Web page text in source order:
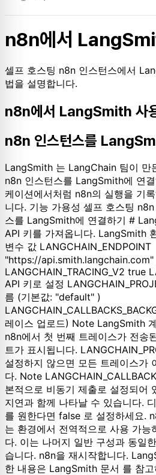
n8n에서
셀프 호스팅 n8n 인스턴스에서
법을 설명합니다.
n8n에서 LangSmith 사
n8n 인스턴스를
LangSmith 는 LangChain 팀이 만
n8n 인스턴스를 LangSmith에 연
케이션에서처럼 n8n의 실행을 기
니다. 기능 가용성 셀프 호스팅
스를 LangSmith에 연결하기 #
API 키를 가져옵니다. LangSmith
변수 값 LANGCHAIN_ENDPOINT
"https://api.smith.langchain.com"
LANGCHAIN_TRACING_V2 true
API 키로 설정
름 (기본값: "default" )
레이스 업로드) Note LangSmith
n8n에서 첫 번째 트레이스가 전송
트가 표시됩니다.
설정하지 않으면 모든 트레이스가
다. Note
본적으로 비동기 제출로 설정되어
지연과 함께 나타날 수 있습니다.
를 원한다면 false 로 설정하세요.
는 환경에서 전역적으로 사용 가능
다. 이는 나머지 일반 구성과 동일
습니다. n8n을 재시작합니다.
한 내용은 LangSmith 문서 를 참고